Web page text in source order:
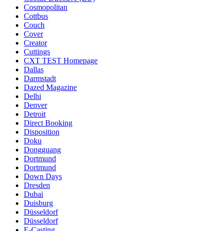
Cosmopolitan
Cottbus
Couch
Cover
Creator
Cuttings
CXT TEST Homepage
Dallas
Darmstadt
Dazed Magazine
Delhi
Denver
Detroit
Direct Booking
Disposition
Doku
Dongguang
Dortmund
Dortmund
Down Days
Dresden
Dubai
Duisburg
Düsseldorf
Düsseldorf